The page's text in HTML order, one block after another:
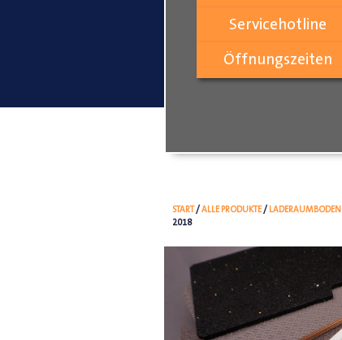
Servicehotline
Öffnungszeiten
START/ALLE PRODUKTE/ LADERAUMBODEN
2018